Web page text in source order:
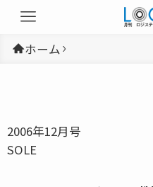
ホーム
2006年12月号
SOLE